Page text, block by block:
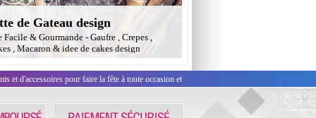
de Gateau design
Facile & Gourmande - Gaufre , Crepes ,
, Macaron & idee de cakes design
et d'accessoires pour faire la fête à toute occasion et